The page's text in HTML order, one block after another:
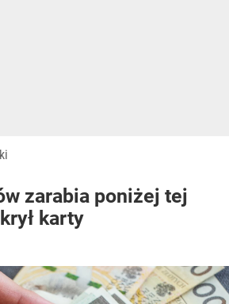
zarabia poniżej tej
karty